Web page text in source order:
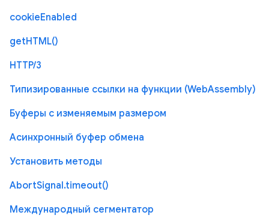
cookieEnabled
getHTML()
HTTP/3
Типизированные ссылки на функции (WebAssembly)
Буферы с изменяемым размером
Асинхронный буфер обмена
Установить методы
AbortSignal.timeout()
Международный сегментатор